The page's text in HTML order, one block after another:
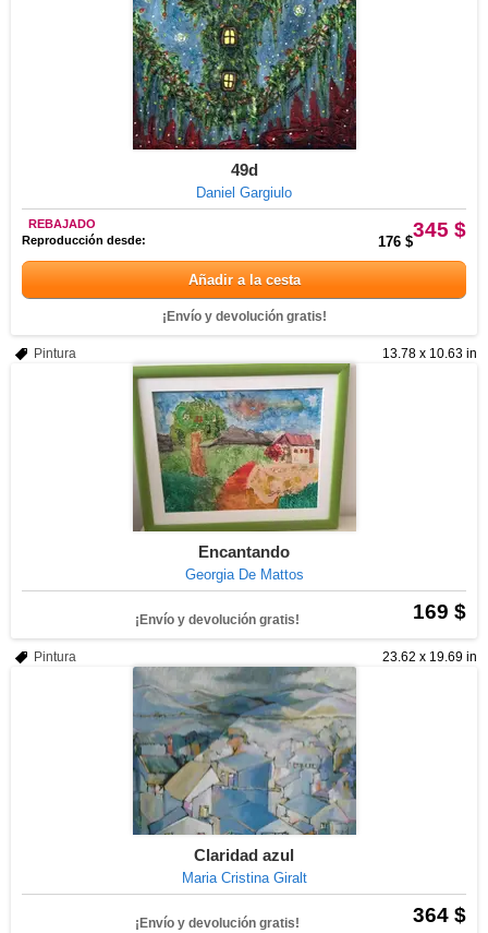
49d
Daniel Gargiulo
345 $
REBAJADO
Reproducción desde:
176 $
Añadir a la cesta
¡Envío y devolución gratis!
13.78 x 10.63 in
Pintura
Encantando
Georgia De Mattos
169 $
¡Envío y devolución gratis!
23.62 x 19.69 in
Pintura
Claridad azul
Maria Cristina Giralt
364 $
¡Envío y devolución gratis!